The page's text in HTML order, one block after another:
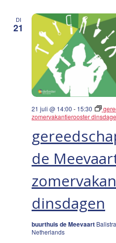
DI
21
de
dinsdagen
21 juli @ 14:00 - 15:30
zomervakantierooster
buurthuis de Meevaart
Netherlands